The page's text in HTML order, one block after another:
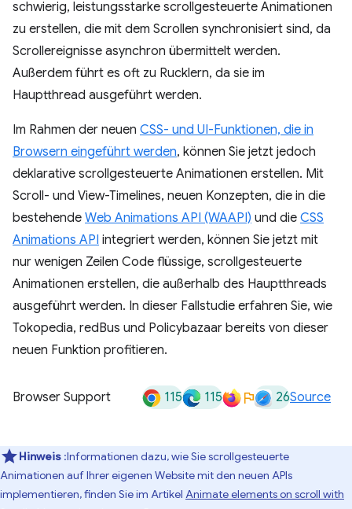
schwierig, leistungsstarke scrollgesteuerte Animationen
zu erstellen, die mit dem Scrollen synchronisiert sind, da
Scrollereignisse asynchron übermittelt werden.
Außerdem führt es oft zu Rucklern, da sie im
Hauptthread ausgeführt werden.
Im Rahmen der neuen CSS- und UI-Funktionen, die in
Browsern eingeführt werden, können Sie jetzt jedoch
deklarative scrollgesteuerte Animationen erstellen. Mit
Scroll- und View-Timelines, neuen Konzepten, die in die
bestehende Web Animations API (WAAPI) und die CSS
Animations API integriert werden, können Sie jetzt mit
nur wenigen Zeilen Code flüssige, scrollgesteuerte
Animationen erstellen, die außerhalb des Hauptthreads
ausgeführt werden. In dieser Fallstudie erfahren Sie, wie
Tokopedia, redBus und Policybazaar bereits von dieser
neuen Funktion profitieren.
Browser Support 115 115 26Source
Hinweis :Informationen dazu, wie Sie scrollgesteuerte
Animationen auf Ihrer eigenen Website mit den neuen APIs
implementieren, finden Sie im Artikel Animate elements on scroll with